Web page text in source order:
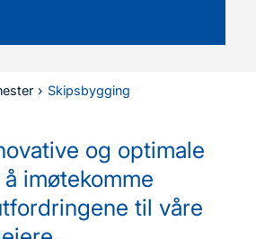
› Skipsbygging
og optimale
imøtekomme
til våre